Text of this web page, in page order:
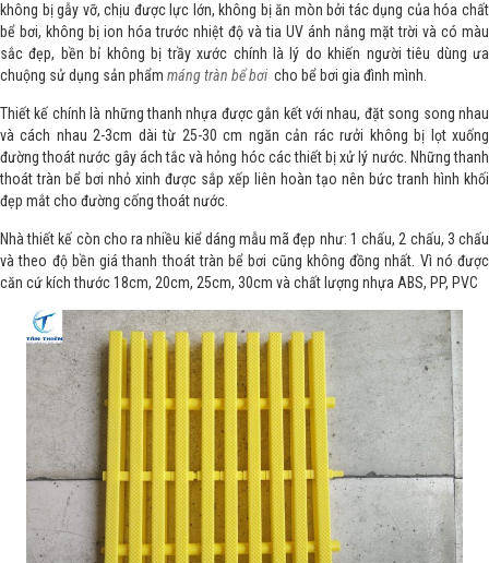
không bị gẫy vỡ, chịu được lực lớn, không bị ăn mòn bởi tác dụng của hóa chất
bể bơi, không bị ion hóa trước nhiệt độ và tia UV ánh nắng mặt trời và có màu
sắc đẹp, bền bỉ không bị trầy xước chính là lý do khiến người tiêu dùng ưa
chuộng sử dụng sản phẩm máng tràn bể bơi cho bể bơi gia đình mình.
Thiết kế chính là những thanh nhựa được gắn kết với nhau, đặt song song nhau
và cách nhau 2-3cm dài từ 25-30 cm ngăn cản rác rưởi không bị lọt xuống
đường thoát nước gây ách tắc và hỏng hóc các thiết bị xử lý nước. Những thanh
thoát tràn bể bơi nhỏ xinh được sắp xếp liên hoàn tạo nên bức tranh hình khối
đẹp mắt cho đường cống thoát nước.
Nhà thiết kế còn cho ra nhiều kiể dáng mẫu mã đẹp như: 1 chấu, 2 chấu, 3 chấu
và theo độ bền giá thanh thoát tràn bể bơi cũng không đồng nhất. Vì nó được
căn cứ kích thước 18cm, 20cm, 25cm, 30cm và chất lượng nhựa ABS, PP, PVC